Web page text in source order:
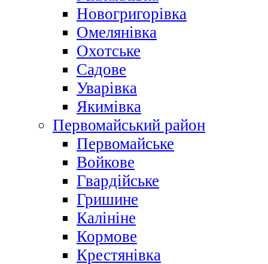
Новогригорівка
Омелянівка
Охотське
Садове
Уварівка
Якимівка
Первомайський район
Первомайське
Войкове
Гвардійське
Гришине
Калініне
Кормове
Крестянівка